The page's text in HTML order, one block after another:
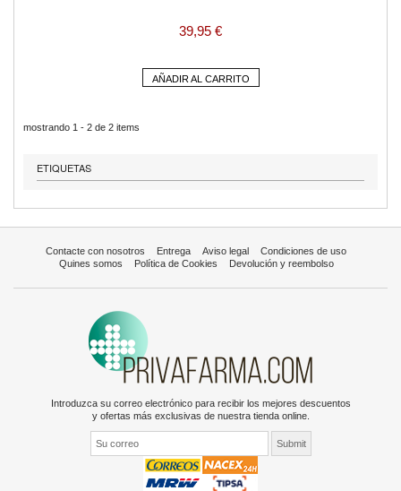
39,95 €
AÑADIR AL CARRITO
mostrando 1 - 2 de 2 items
ETIQUETAS
Contacte con nosotros Entrega Aviso legal
Condiciones de uso
Quines somos
Política de Cookies Devolución y reembolso
Introduzca su correo electrónico para recibir los mejores descuentos
y ofertas más exclusivas de nuestra tienda online.